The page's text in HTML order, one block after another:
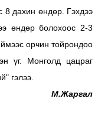
8 дахин өндөр. Гэхдээ
өндөр болохоос 2-3
орчин тойрондоо
үг. Монголд цацраг
гэлээ.
М.Жаргал